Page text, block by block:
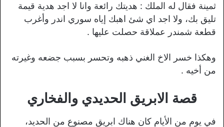
ثمينة فقال له الملك : هديتك رائعة وانا لا اجد هدية قيمة
تليق بك، ولا اجد اي شئ اهبك إياه سوري اندر وأغرب
قطعة شمندر عملاقة حصلت عليها .
وهكذا خسر الاخ الغني ذهبه وتحسر بسبب جضعه وغيرته
من أخيه .
قصة الابريق الحديدي والفخاري
في يوم من الأيام كان هناك ابريق مصنوع من الحديد،